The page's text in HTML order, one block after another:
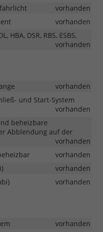
vorhanden
vorhanden
HBA, DSR, RBS, ESBS,
vorhanden
vorhanden
und Start-System
vorhanden
beheizbare
Abblendung auf der
vorhanden
vorhanden
vorhanden
vorhanden
vorhanden